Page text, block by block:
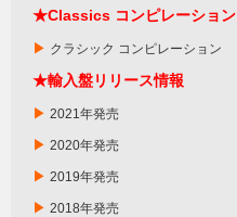
★Classics コンピレーション
▶ クラシック コンピレーション
★輸入盤リリース情報
▶ 2021年発売
▶ 2020年発売
▶ 2019年発売
▶ 2018年発売